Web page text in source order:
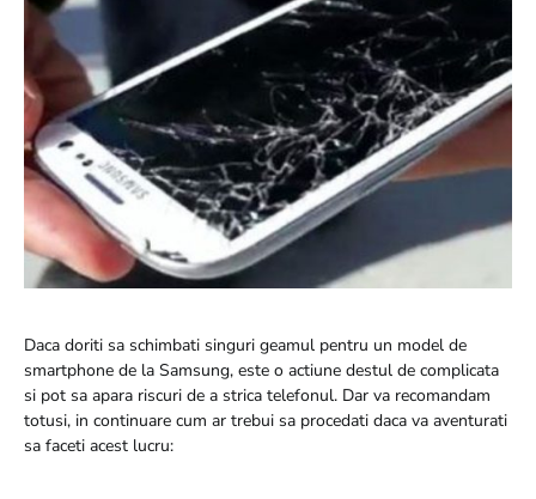
Daca doriti sa schimbati singuri geamul pentru un model de
smartphone de la Samsung, este o actiune destul de complicata
si pot sa apara riscuri de a strica telefonul. Dar va recomandam
totusi, in continuare cum ar trebui sa procedati daca va aventurati
sa faceti acest lucru: